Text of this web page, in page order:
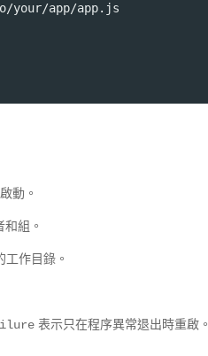
your/app/app.js
動。
組。
作目錄。
表示只在程序異常退出時重啟。